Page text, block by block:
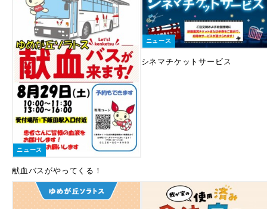
ニュース
献血バスがやってくる！
ニュース
シネマチケットサービス